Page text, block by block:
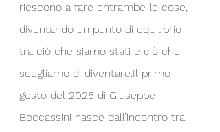
riescono a fare entrambe le cose,
diventando un punto di equilibrio
tra ciò che siamo stati e ciò che
scegliamo di diventare.Il primo
gesto del 2026 di Giuseppe
Boccassini nasce dall’incontro tra